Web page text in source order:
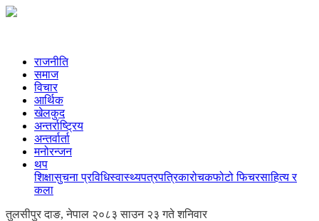
राजनीति
समाज
विचार
आर्थिक
खेलकुद
अन्तर्राष्ट्रिय
अन्तर्वार्ता
मनोरन्जन
थप
शिक्षासुचना प्रविधिस्वास्थ्यपत्रपत्रिकारोचकफोटो फिचरसाहित्य र
कला
तुलसीपुर दाङ, नेपाल २०८३ साउन २३ गते शनिवार